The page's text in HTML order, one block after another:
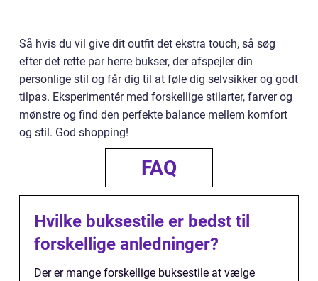
Så hvis du vil give dit outfit det ekstra touch, så søg
efter det rette par herre bukser, der afspejler din
personlige stil og får dig til at føle dig selvsikker og godt
tilpas. Eksperimentér med forskellige stilarter, farver og
mønstre og find den perfekte balance mellem komfort
og stil. God shopping!
FAQ
Hvilke buksestile er bedst til
forskellige anledninger?
Der er mange forskellige buksestile at vælge